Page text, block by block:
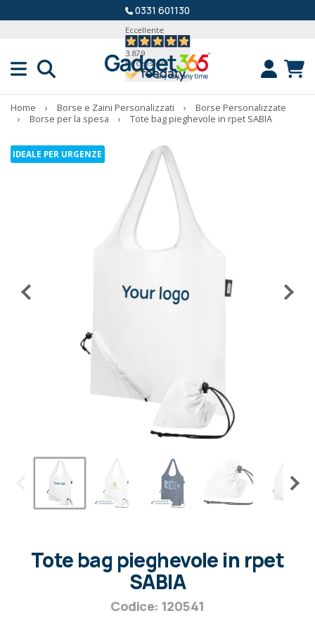
0331 601130
Eccellente
3.879
Recensioni
Home › Borse e Zaini Personalizzati ›
Borse Personalizzate
›
Borse per la spesa › Tote bag pieghevole in rpet SABIA
IDEALE PER URGENZE
Tote bag pieghevole in rpet
SABIA
Codice: 120541